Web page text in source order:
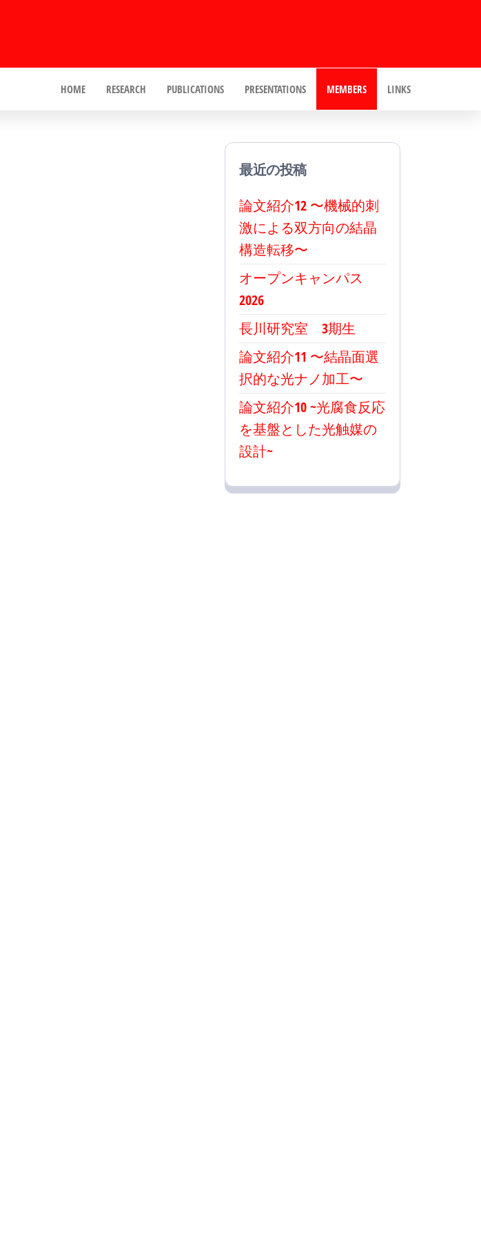
HOME RESEARCH PUBLICATIONS PRESENTATIONS MEMBERS LINKS
最近の投稿
論文紹介12 〜機械的刺
激による双方向の結晶
構造転移〜
オープンキャンパス
2026
長川研究室 3期生
論文紹介11 〜結晶面選
択的な光ナノ加工〜
論文紹介10 ~光腐食反応
を基盤とした光触媒の
設計~